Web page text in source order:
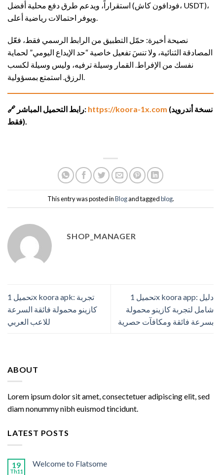
استقراراً، ويدعم طرق دفع محلية أفضل (فودافون كاش، USDT)،
ويوفر احتمالات رياضية أعلى.
نصيحة أخيرة: حمّل التطبيق من الرابط الرسمي فقط، فعّل
المصادقة الثنائية، ولا تنسَ تفعيل خاصية “حد الإيداع اليومي” لحماية
نفسك من الإفراط. القمار وسيلة ترفيه، وليس وسيلة لكسب
الرزق. استمتع بمسؤولية.
🔗 رابط التحميل المباشر: https://koora-1x.com (نسخة أندرويد
فقط).
This entry was posted inBlogand taggedblog.
SHOP_MANAGER
تحميل 1x koora apk: تجربة
كازينو محمولة فائقة السرعة
للاعب العربي
تحميل 1x koora app: دليل
شامل لتجربة كازينو محمولة
بسرعة فائقة ومكافآت حصرية
ABOUT
Lorem ipsum dolor sit amet, consectetuer adipiscing elit, sed
diam nonummy nibh euismod tincidunt.
LATEST POSTS
19
Th11
Welcome to Flatsome